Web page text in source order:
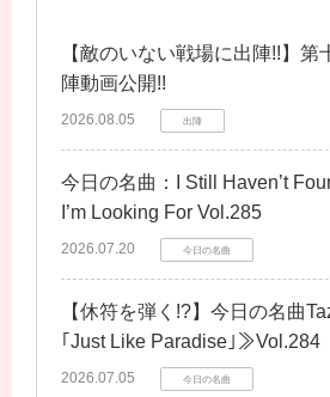
【敵のいない戦場に出陣!!】第
陣動画公開!!
2026.08.05 出陣
今日の名曲：I Still Haven’t
I’m Looking For Vol.285
2026.07.20 今日の名曲
【休符を弾く!?】今日の名曲
｢Just Like Paradise｣≫Vol.284
2026.07.05 今日の名曲